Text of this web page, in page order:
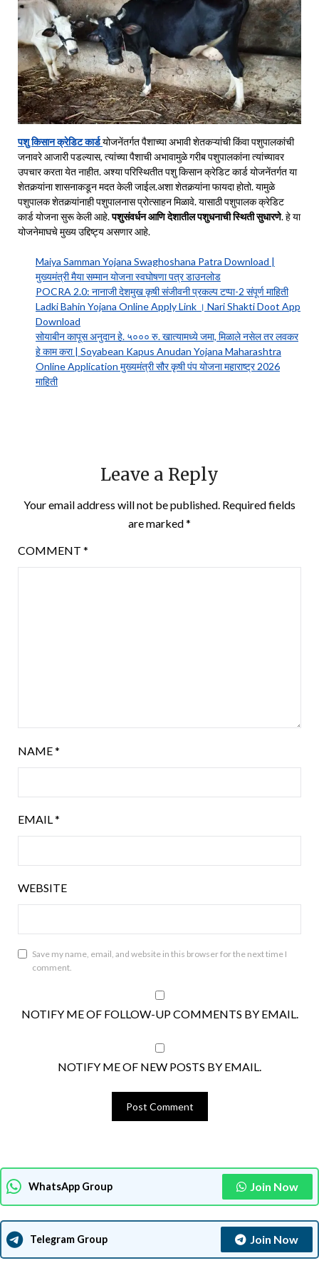
पशु किसान क्रेडिट कार्डयोजनेंतर्गत पैशाच्या अभावी शेतकऱ्यांची किंवा पशुपालकांची
जनावरे आजारी पडल्यास, त्यांच्या पैशाची अभावामुळे गरीब पशुपालकांना त्यांच्यावर
उपचार करता येत नाहीत. अश्या परिस्थितीत पशु किसान क्रेडिट कार्ड योजनेंतर्गत या
शेतकर्‍यांना शासनाकडून मदत केली जाईल.अशा शेतकर्‍यांना फायदा होतो. यामुळे
पशुपालक शेतकर्‍यांनाही पशुपालनास प्रोत्साहन मिळावे. यासाठी पशुपालक क्रेडिट
कार्ड योजना सुरू केली आहे.पशुसंवर्धन आणि देशातील पशुधनाची स्थिती सुधारणे. हे या
योजनेमाघचे मुख्य उद्दिष्ट्य असणार आहे.
Maiya Samman Yojana Swaghoshana Patra Download |
मुख्यमंत्री मैया सम्मान योजना स्वघोषणा पत्र डाउनलोड
POCRA 2.0: नानाजी देशमुख कृषी संजीवनी प्रकल्प टप्पा-2 संपूर्ण माहिती
Ladki Bahin Yojana Online Apply Link । Nari Shakti Doot App
Download
सोयाबीन कापूस अनुदान हे. ५००० रु. खात्यामध्ये जमा, मिळाले नसेल तर लवकर
हे काम करा | Soyabean Kapus Anudan Yojana Maharashtra
Online Application मुख्यमंत्री सौर कृषी पंप योजना महाराष्ट्र 2026
माहिती
Leave a Reply
Your email address will not be published. Required fields
are marked*
COMMENT *
NAME*
EMAIL *
WEBSITE
Save my name, email, and website in this browser for the next time I
comment.
NOTIFY ME OF FOLLOW-UP COMMENTS BY EMAIL.
NOTIFY ME OF NEW POSTS BY EMAIL.
WhatsApp Group Join Now
Telegram Group Join Now